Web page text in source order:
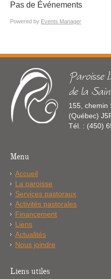
Pas de Événements
Powered by Events Manager
Paroisse
de la
155, chemin
(Québec)
Tél. : (450)
Menu
Accueil
La paroisse
Services pastoraux
Activités pastorales
Financement
Liens
Actualités
Nous joindre
Liens utiles